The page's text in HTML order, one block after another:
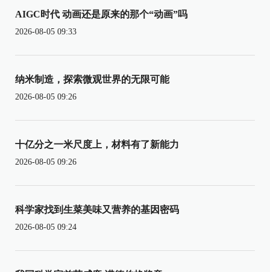
AIGC时代 动画还是原来的那个“动画”吗
2026-08-05 09:33
纳米制造，探索微观世界的无限可能
2026-08-05 09:26
十亿分之一米尺度上，材料有了新能力
2026-08-05 09:26
科学家找到生菜美味又营养的基因密码
2026-08-05 09:24